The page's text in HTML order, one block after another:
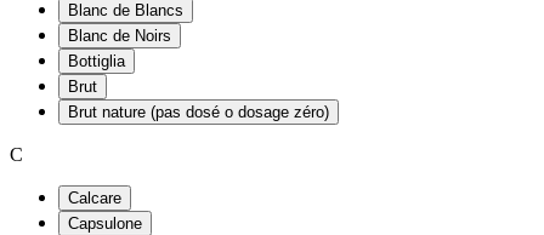
Blanc de Blancs
Blanc de Noirs
Bottiglia
Brut
Brut nature (pas dosé o dosage zéro)
C
Calcare
Capsulone